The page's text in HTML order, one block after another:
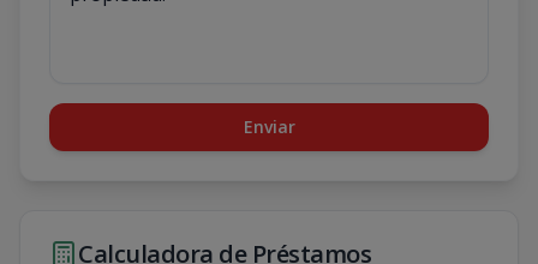
Enviar
Calculadora de Préstamos